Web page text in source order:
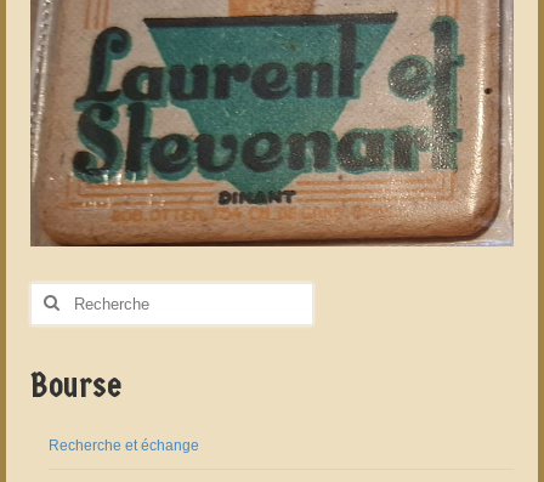
Rechercher
Bourse
Recherche et échange